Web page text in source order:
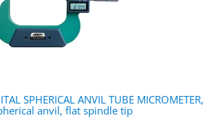
SPHERICAL ANVIL TUBE MICROMETER,
anvil, flat spindle tip